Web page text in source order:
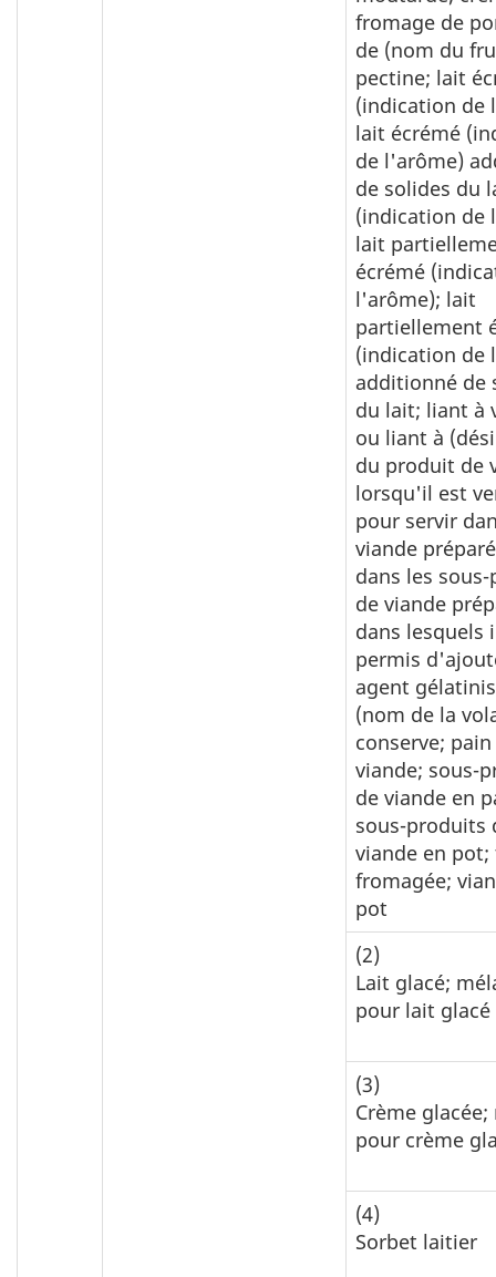
fromage de
de (nom du
pectine; lait
(indication de
lait écrémé
de l'arôme)
de solides du
(indication de
lait
écrémé
l'arôme); lait
partiellement
(indication de
additionné de
du lait; liant à
ou liant à
du produit de
lorsqu'il est
pour servir
viande
dans les
de viande
dans lesquels
permis
agent
(nom de la
conserve;
viande; sous-
de viande en
sous-produits
viande en pot;
fromagée;
pot
(2)
Lait glacé;
pour lait glacé
(3)
Crème
pour crème
(4)
Sorbet laitier